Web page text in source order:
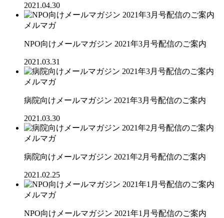
2021.04.30
メルマガ
NPO向けメールマガジン 2021年3月号配信のご案内
2021.03.31
メルマガ
病院向けメールマガジン 2021年3月号配信のご案内
2021.03.30
メルマガ
病院向けメールマガジン 2021年2月号配信のご案内
2021.02.25
メルマガ
NPO向けメールマガジン 2021年1月号配信のご案内